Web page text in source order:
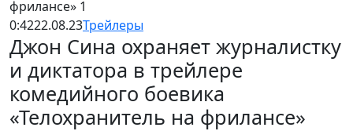
0:4222.08.23Трейлеры
Джон Сина охраняет журналистку
и диктатора в трейлере
комедийного боевика
«Телохранитель на фрилансе»